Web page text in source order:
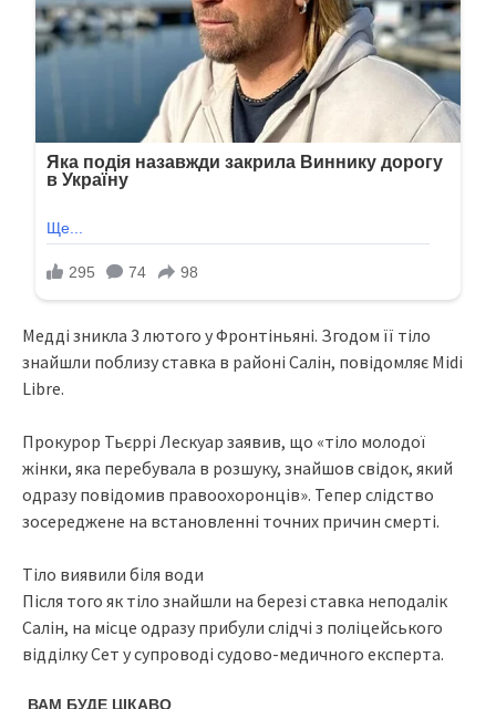
Медді зникла 3 лютого у Фронтіньяні. Згодом її тіло
знайшли поблизу ставка в районі Салін, повідомляє Midi
Libre.
Прокурор Тьєррі Лескуар заявив, що «тіло молодої
жінки, яка перебувала в розшуку, знайшов свідок, який
одразу повідомив правоохоронців». Тепер слідство
зосереджене на встановленні точних причин смерті.
Тіло виявили біля води
Після того як тіло знайшли на березі ставка неподалік
Салін, на місце одразу прибули слідчі з поліцейського
відділку Сет у супроводі судово-медичного експерта.